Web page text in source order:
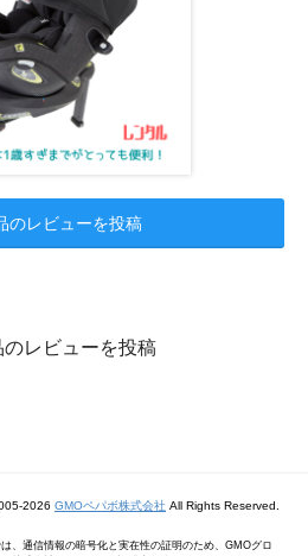
のレビューを投稿
のレビューを投稿
2026 GMOペパボ株式会社 All Rights Reserved.
、通信情報の暗号化と実在性の証明のため、GMOグロ